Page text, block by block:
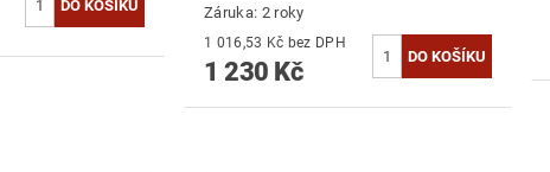
Záruka: 2 roky
1 016,53 Kč bez DPH
1 230 Kč